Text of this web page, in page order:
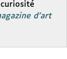
d’art